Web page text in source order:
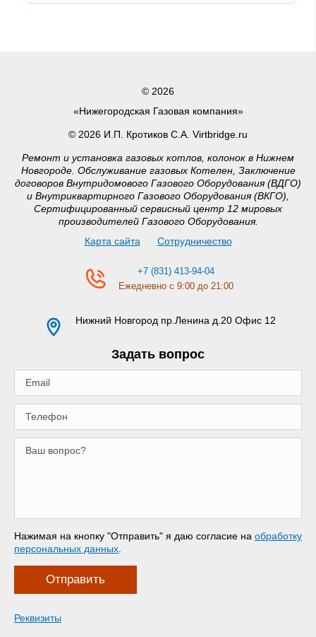
© 2026
«Нижегородская Газовая компания»
© 2026 И.П. Кротиков С.А. Virtbridge.ru
Ремонт и установка газовых котлов, колонок в Нижнем
Новгороде. Обслуживание газовых Котелен, Заключение
договоров Внутридомового Газового Оборудования (ВДГО)
и Внутриквартирного Газового Оборудования (ВКГО),
Сертифицированный сервисный центр 12 мировых
производителей Газового Оборудования.
Карта сайта
Сотрудничество
+7 (831) 413-94-04
Ежедневно с 9:00 до 21:00
Нижний Новгород пр.Ленина д.20 Офис 12
Задать вопрос
Нажимая на кнопку "Отправить" я даю согласие на обработку
персональных данных
Отправить
Реквизиты